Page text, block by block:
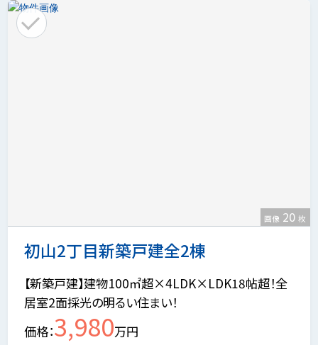
初山2丁目新築戸建全2棟
画像 20 枚
【新築戸建】建物100㎡超×4LDK×LDK18帖超！全
居室2面採光の明るい住まい！
価格 3,980万円